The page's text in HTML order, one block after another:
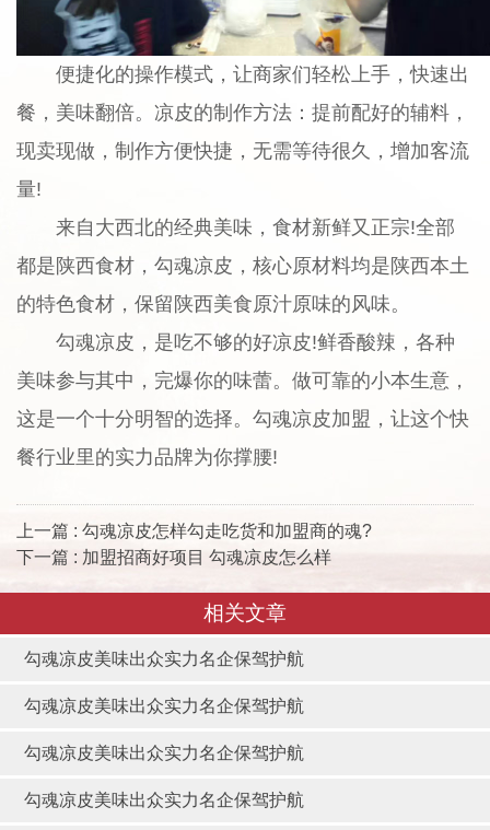
便捷化的操作模式，让商家们轻松上手，快速出
餐，美味翻倍。凉皮的制作方法：提前配好的辅料，
现卖现做，制作方便快捷，无需等待很久，增加客流
量!
来自大西北的经典美味，食材新鲜又正宗!全部
都是陕西食材，勾魂凉皮，核心原材料均是陕西本土
的特色食材，保留陕西美食原汁原味的风味。
勾魂凉皮，是吃不够的好凉皮!鲜香酸辣，各种
美味参与其中，完爆你的味蕾。做可靠的小本生意，
这是一个十分明智的选择。勾魂凉皮加盟，让这个快
餐行业里的实力品牌为你撑腰!
上一篇 : 勾魂凉皮怎样勾走吃货和加盟商的魂?
下一篇 : 加盟招商好项目 勾魂凉皮怎么样
相关文章
勾魂凉皮美味出众实力名企保驾护航
勾魂凉皮美味出众实力名企保驾护航
勾魂凉皮美味出众实力名企保驾护航
勾魂凉皮美味出众实力名企保驾护航